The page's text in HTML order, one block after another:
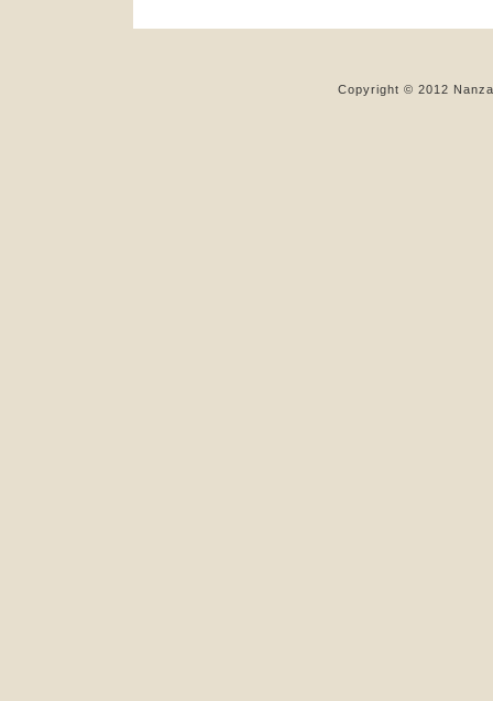
Copyright © 2012